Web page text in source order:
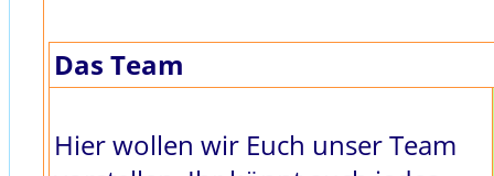
Das Team
Hier wollen wir Euch unser Team